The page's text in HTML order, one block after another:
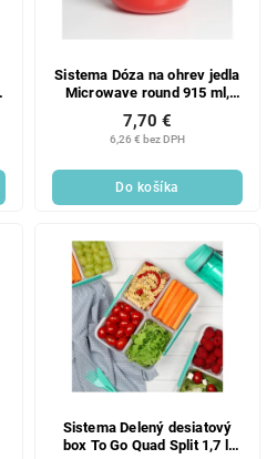
Sistema Dóza na ohrev jedla
Microwave round 915 ml,
6,26 € bez DPH
7,70 €
Do košíka
Sistema Delený desiatový
box To Go Quad Split 1,7 l,